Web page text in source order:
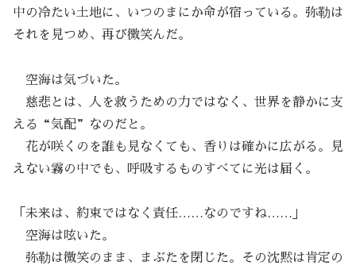
中の冷たい土地に、いつのまにか命が宿っている。弥勒は
それを見つめ、再び微笑んだ。
空海は気づいた。
慈悲とは、人を救うための力ではなく、世界を静かに支
える“気配”なのだと。
花が咲くのを誰も見なくても、香りは確かに広がる。見
えない霧の中でも、呼吸するものすべてに光は届く。
「未来は、約束ではなく責任……なのですね……」
空海は呟いた。
弥勒は微笑のまま、まぶたを閉じた。その沈黙は肯定の